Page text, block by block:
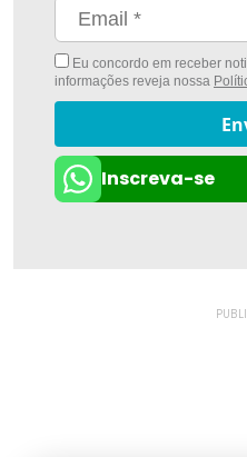
Eu concordo em receber
informações reveja nossa
Inscreva-se